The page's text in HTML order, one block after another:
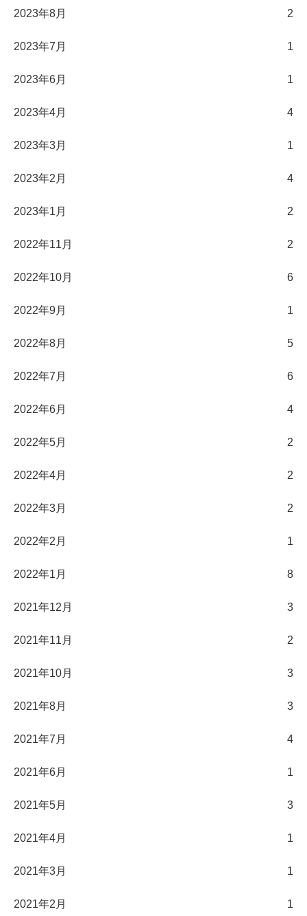
2023年8月 2
2023年7月 1
2023年6月 1
2023年4月 4
2023年3月 1
2023年2月 4
2023年1月 2
2022年11月 2
2022年10月 6
2022年9月 1
2022年8月 5
2022年7月 6
2022年6月 4
2022年5月 2
2022年4月 2
2022年3月 2
2022年2月 1
2022年1月 8
2021年12月 3
2021年11月 2
2021年10月 3
2021年8月 3
2021年7月 4
2021年6月 1
2021年5月 3
2021年4月 1
2021年3月 1
2021年2月 1